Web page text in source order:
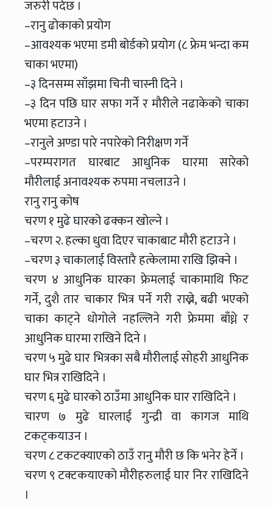
जरुरी पर्दछ ।
–रानु ढोकाको प्रयोग
–आवश्यक भएमा डमी बोर्डको प्रयोग (८ फ्रेम भन्दा कम
चाका भएमा)
–३ दिनसम्म साँझमा चिनी चास्नी दिने ।
–३ दिन पछि घार सफा गर्ने र मौरीले नढाकेको चाका
भएमा हटाउने ।
–रानुले अण्डा पारे नपारेको निरीक्षण गर्ने
–परम्परागत घारबाट आधुनिक घारमा सारेको
मौरीलाई अनावश्यक रुपमा नचलाउने ।
रानु रानु कोष
चरण १ मुढे घारको ढक्कन खोल्ने ।
–चरण २. हल्का धुवा दिएर चाकाबाट मौरी हटाउने ।
–चरण ३ चाकालाई विस्तारै हत्केलामा राखि झिक्ने ।
चरण ४ आधुनिक घारका फ्रेमलाई चाकामाथि फिट
गर्ने, दुशै तार चाकार भित्र पर्ने गरी राख्ने, बढी भएको
चाका काट्ने धोगोले नहल्लिने गरी फ्रेममा बाँध्ने र
आधुनिक घारमा राखिने दिने ।
चरण ५ मुढे घार भित्रका सबै मौरीलाई सोहरी आधुनिक
घार भित्र राखिदिने ।
चरण ६ मुढे घारको ठाउँमा आधुनिक घार राखिदिने ।
चारण ७ मुढे घारलाई गुन्द्री वा कागज माथि
टकट्कयाउन ।
चरण ८ टकटक्याएको ठाउँ रानु मौरी छ कि भनेर हेर्ने ।
चरण ९ टक्टकयाएको मौरीहरुलाई घार निर राखिदिने
।